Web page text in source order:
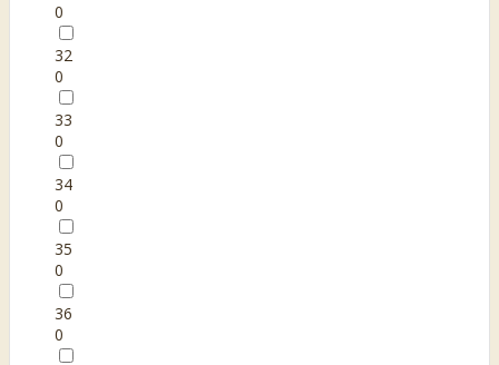
0
32
0
33
0
34
0
35
0
36
0